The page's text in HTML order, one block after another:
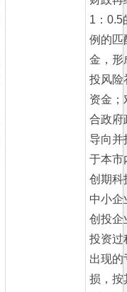
1：0.5
例的匹
金，形
投风险
资金；
合政府
导向并
于本市
创期科
中小企
创投企
投资过
出现的
损，按